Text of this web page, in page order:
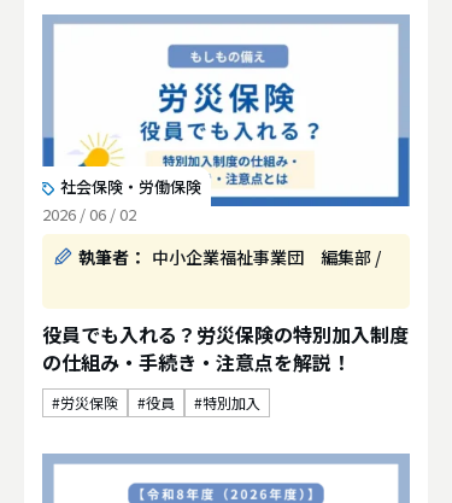
社会保険・労働保険
2026 / 06 / 02
執筆者： 中小企業福祉事業団 編集部 /
役員でも入れる？労災保険の特別加入制度
の仕組み・手続き・注意点を解説！
労災保険 役員 特別加入